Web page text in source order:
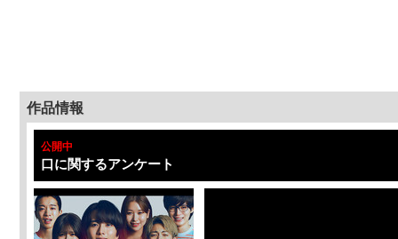
作品情報
公開中
口に関するアンケート